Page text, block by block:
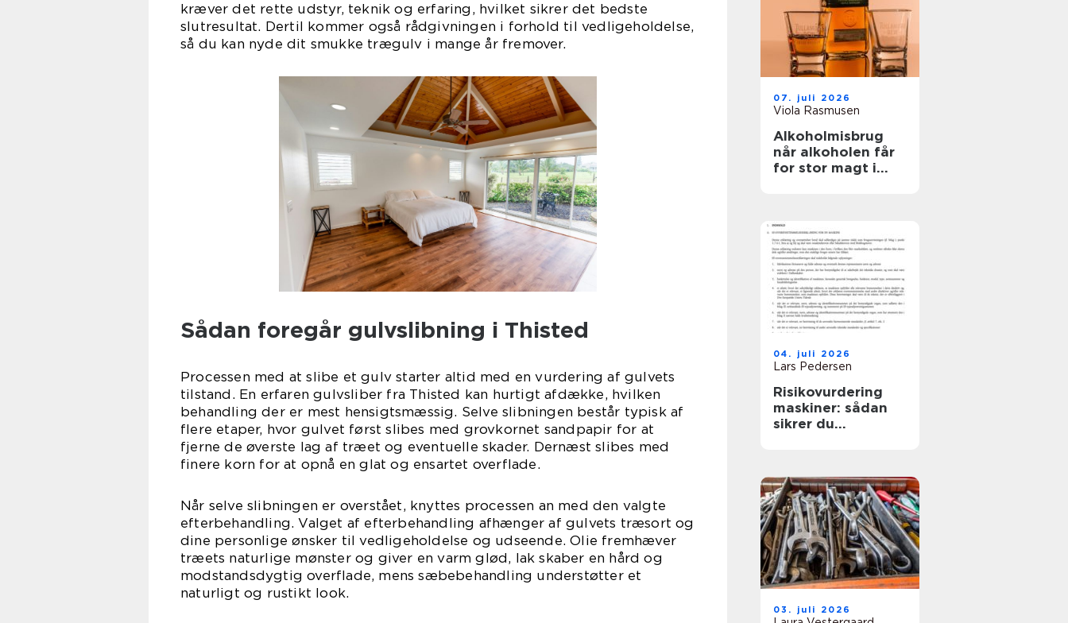
kræver det rette udstyr, teknik og erfaring, hvilket sikrer det bedste
slutresultat. Dertil kommer også rådgivningen i forhold til vedligeholdelse,
så du kan nyde dit smukke trægulv i mange år fremover.
Sådan foregår gulvslibning i Thisted
Processen med at slibe et gulv starter altid med en vurdering af gulvets
tilstand. En erfaren gulvsliber fra Thisted kan hurtigt afdække, hvilken
behandling der er mest hensigtsmæssig. Selve slibningen består typisk af
flere etaper, hvor gulvet først slibes med grovkornet sandpapir for at
fjerne de øverste lag af træet og eventuelle skader. Dernæst slibes med
finere korn for at opnå en glat og ensartet overflade.
Når selve slibningen er overstået, knyttes processen an med den valgte
efterbehandling. Valget af efterbehandling afhænger af gulvets træsort og
dine personlige ønsker til vedligeholdelse og udseende. Olie fremhæver
træets naturlige mønster og giver en varm glød, lak skaber en hård og
modstandsdygtig overflade, mens sæbebehandling understøtter et
naturligt og rustikt look.
07. juli 2026
Viola Rasmusen
Alkoholmisbrug
når alkoholen får
for stor magt i
04. juli 2026
Lars Pedersen
Risikovurdering
maskiner: sådan
sikrer du
03. juli 2026